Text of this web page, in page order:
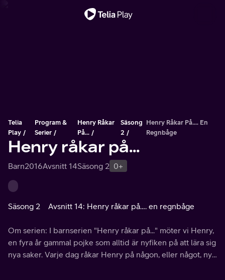
Telia
Play
Program &
Serier
Henry Råkar
På...
Säsong
2
Henry Råkar På…. En
Regnbåge
Henry råkar på...
Barn2016Avsnitt 14Säsong 2 0+
Säsong 2 Avsnitt 14: Henry råkar på…. en regnbåge
Om serien: I barnserien "Henry råkar på..." möter vi Henry,
en fyra år gammal pojke som alltid är nyfiken på att lära sig
nya saker. Varje dag råkar Henry på någon, eller något, nytt